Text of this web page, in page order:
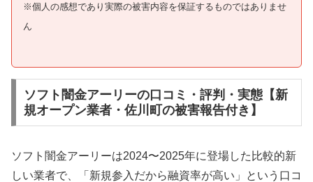
※個人の感想であり実際の被害内容を保証するものではありませ
ん
ソフト闇金アーリーの口コミ・評判・実態【新
規オープン業者・佐川町の被害報告付き】
ソフト闇金アーリーは2024〜2025年に登場した比較的新
しい業者で、「新規参入だから融資率が高い」という口コ